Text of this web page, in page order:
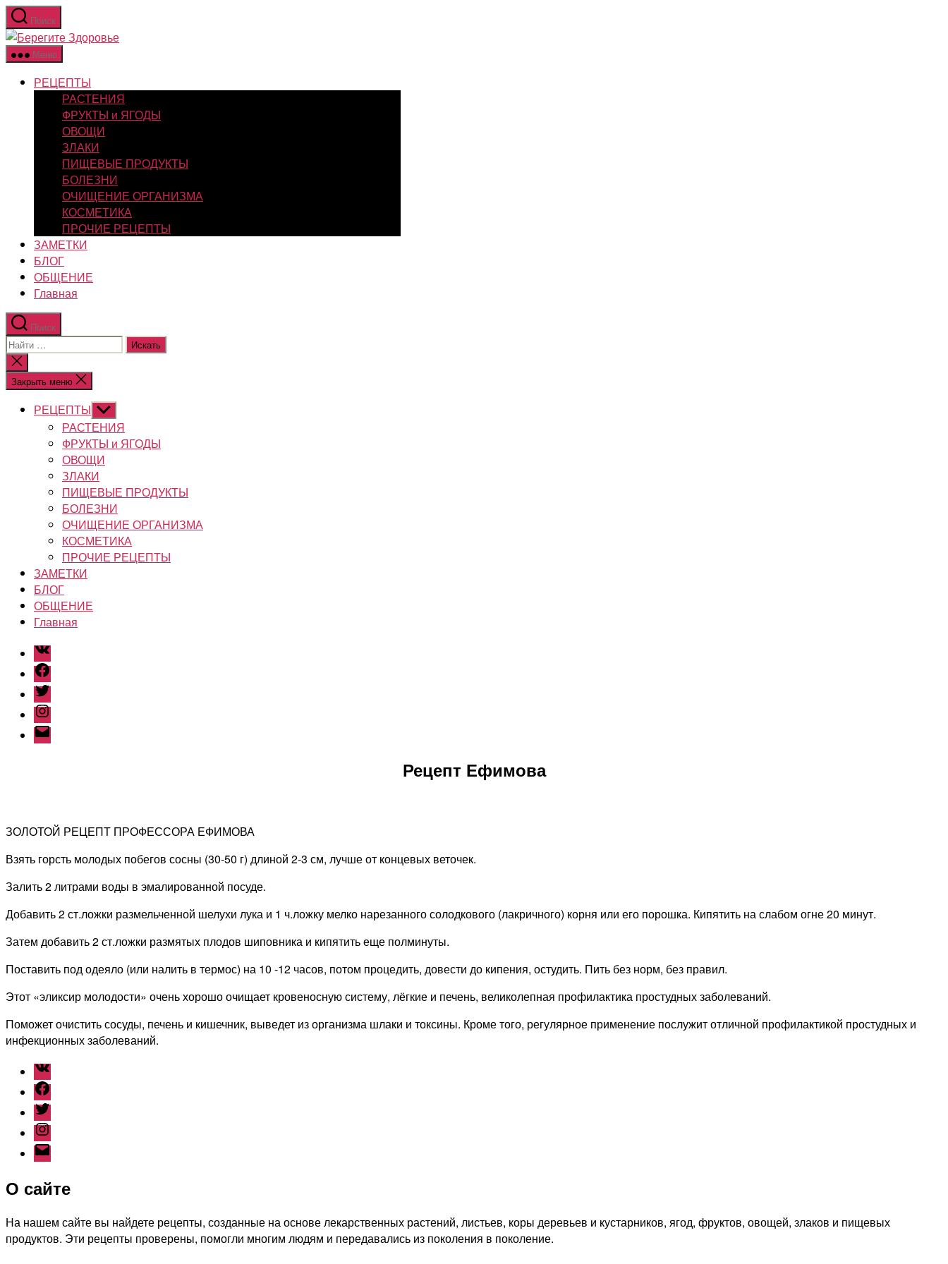
Перейти
к
содержимому
Поиск
Берегите
Меню
РЕЦЕПТЫ
РАСТЕНИЯ
ФРУКТЫ и ЯГОДЫ
ОВОЩИ
ЗЛАКИ
ПИЩЕВЫЕ ПРОДУКТЫ
БОЛЕЗНИ
ОЧИЩЕНИЕ ОРГАНИЗМА
КОСМЕТИКА
ПРОЧИЕ РЕЦЕПТЫ
ЗАМЕТКИ
БЛОГ
ОБЩЕНИЕ
Главная
Поиск
Поиск:
Закрыть
поиск
Закрыть меню
РЕЦЕПТЫ Показывать
подменю
РАСТЕНИЯ
ФРУКТЫ и ЯГОДЫ
ОВОЩИ
ЗЛАКИ
ПИЩЕВЫЕ ПРОДУКТЫ
БОЛЕЗНИ
ОЧИЩЕНИЕ ОРГАНИЗМА
КОСМЕТИКА
ПРОЧИЕ РЕЦЕПТЫ
ЗАМЕТКИ
БЛОГ
ОБЩЕНИЕ
Главная
ВКонтакте
Facebook
Twitter
Instagram
Наш
емайл
Рецепт Ефимова
ЗОЛОТОЙ РЕЦЕПТ ПРОФЕССОРА ЕФИМОВА
Взять горсть молодых побегов сосны (30-50 г) длиной 2-3 см, лучше от концевых веточек.
Залить 2 литрами воды в эмалированной посуде.
Добавить 2 ст.ложки размельченной шелухи лука и 1 ч.ложку мелко нарезанного солодкового (лакричного) корня или его порошка. Кипятить на слабом огне 20 минут.
Затем добавить 2 ст.ложки размятых плодов шиповника и кипятить еще полминуты.
Поставить под одеяло (или налить в термос) на 10 -12 часов, потом процедить, довести до кипения, остудить. Пить без норм, без правил.
Этот «эликсир молодости» очень хорошо очищает кровеносную систему, лёгкие и печень, великолепная профилактика простудных заболеваний.
Поможет очистить сосуды, печень и кишечник, выведет из организма шлаки и токсины. Кроме того, регулярное применение послужит отличной профилактикой простудных и
инфекционных заболеваний.
ВКонтакте
Facebook
Twitter
Instagram
Наш
емайл
О сайте
На нашем сайте вы найдете рецепты, созданные на основе лекарственных растений, листьев, коры деревьев и кустарников, ягод, фруктов, овощей, злаков и пищевых
продуктов. Эти рецепты проверены, помогли многим людям и передавались из поколения в поколение.